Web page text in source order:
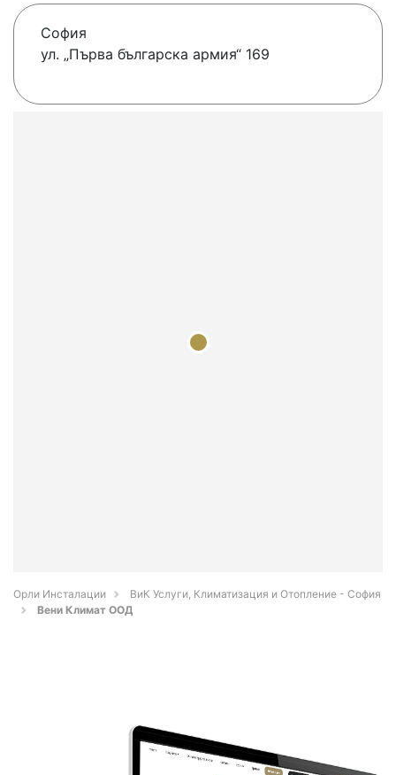
София
ул. „Първа българска армия“ 169
Орли Инсталации
ВиК Услуги, Климатизация и Отопление - София
Вени Климат ООД